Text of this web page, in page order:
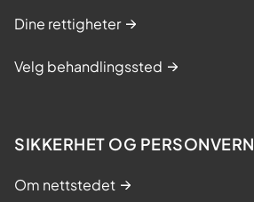
Dine rettigheter
Velg behandlingssted
SIKKERHET OG PERSONVERN
Om nettstedet